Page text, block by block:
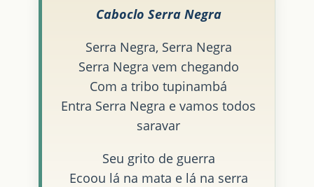
Caboclo Serra Negra
Serra Negra, Serra Negra
Serra Negra vem chegando
Com a tribo tupinambá
Entra Serra Negra e vamos todos
saravar
Seu grito de guerra
Ecoou lá na mata e lá na serra